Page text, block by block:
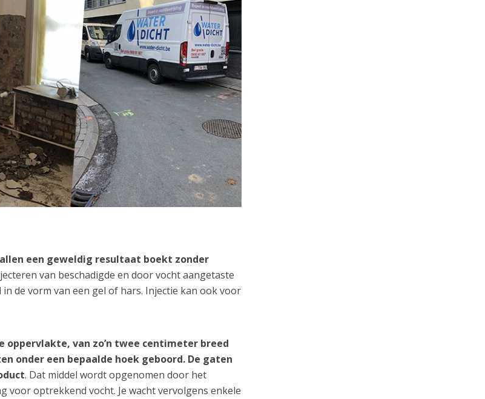
een geweldig resultaat boekt zonder
van beschadigde en door vocht aangetaste
de vorm van een gel of hars. Injectie kan ook voor
oppervlakte, van zo’n twee centimeter breed
onder een bepaalde hoek geboord. De gaten
. Dat middel wordt opgenomen door het
optrekkend vocht. Je wacht vervolgens enkele